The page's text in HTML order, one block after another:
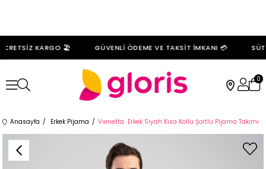
KARGO 🏖️ GÜVENLİ ÖDEME VE TAKSİT İMKANI 💳
0
Anasayfa Erkek Pijama Vienetta Erkek Siyah Kısa Kollu Şortlu Pijama Takımı